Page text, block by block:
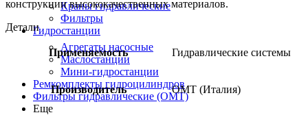
Краны гидравлические
Фильтры
Гидростанции
Агрегаты насосные
Маслостанции
Мини-гидростанции
Ремкомплекты гидроцилиндров
Фильтры гидравлические (OMT)
Еще
конструкции высококачественных материалов.
Детали
Применяемость Гидравлические системы
Производитель OMT (Италия)